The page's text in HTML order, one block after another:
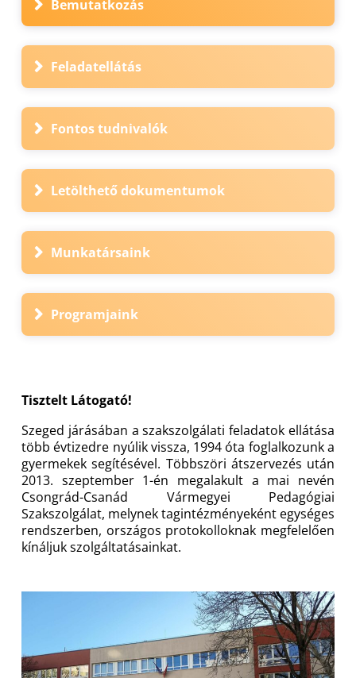
Bemutatkozás
Feladatellátás
Fontos tudnivalók
Letölthető dokumentumok
Munkatársaink
Programjaink
Tisztelt Látogató!
Szeged járásában a szakszolgálati feladatok ellátása
több évtizedre nyúlik vissza, 1994 óta foglalkozunk a
gyermekek segítésével. Többszöri átszervezés után
2013. szeptember 1-én megalakult a mai nevén
Csongrád-Csanád Vármegyei Pedagógiai
Szakszolgálat, melynek tagintézményeként egységes
rendszerben, országos protokolloknak megfelelően
kínáljuk szolgáltatásainkat.